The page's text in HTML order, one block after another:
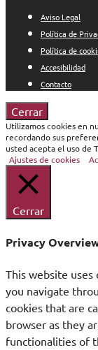
Aviso Legal
Política de
Política de
Accesibilidad
Contacto
Cerrar
Utilizamos cookies en
recordando sus
usted acepta el uso de
Ajustes de cookies
Cerrar
Privacy
This website
you navigate
cookies that are
browser as they
functionalities of